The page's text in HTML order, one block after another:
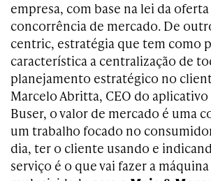
empresa, com base na lei da
concorrência de mercado. De
centric, estratégia que tem como
característica a centralização de
planejamento estratégico no
Marcelo Abritta, CEO do
Buser, o valor de mercado é uma
um trabalho focado no
dia, ter o cliente usando e
serviço é o que vai fazer a